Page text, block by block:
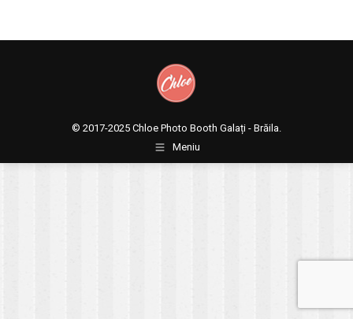
© 2017-2025 Chloe Photo Booth Galați - Brăila.
Meniu